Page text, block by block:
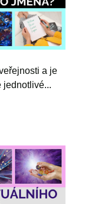
a je
jednotlivé...